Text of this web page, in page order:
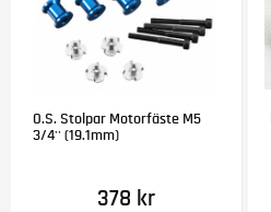
O.S. Stolpar Motorfäste M5
3/4'' (19.1mm)
378 kr